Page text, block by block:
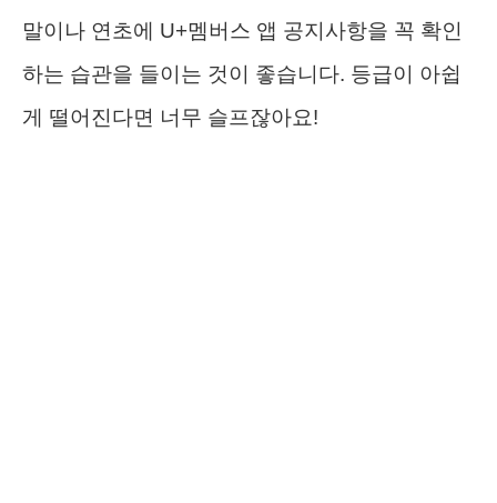
말이나 연초에 U+멤버스 앱 공지사항을 꼭 확인
하는 습관을 들이는 것이 좋습니다. 등급이 아쉽
게 떨어진다면 너무 슬프잖아요!